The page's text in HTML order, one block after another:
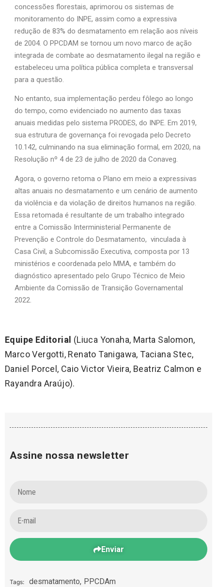
concessões florestais, aprimorou os sistemas de
monitoramento do INPE, assim como a expressiva
redução de 83% do desmatamento em relação aos níveis
de 2004. O PPCDAM se tornou um novo marco de ação
integrada de combate ao desmatamento ilegal na região e
estabeleceu uma política pública completa e transversal
para a questão.
No entanto, sua implementação perdeu fôlego ao longo
do tempo, como evidenciado no aumento das taxas
anuais medidas pelo sistema PRODES, do INPE. Em 2019,
sua estrutura de governança foi revogada pelo Decreto
10.142, culminando na sua eliminação formal, em 2020, na
Resolução nº 4 de 23 de julho de 2020 da Conaveg.
Agora, o governo retoma o Plano em meio a expressivas
altas anuais no desmatamento e um cenário de aumento
da violência e da violação de direitos humanos na região.
Essa retomada é resultante de um trabalho integrado
entre a Comissão Interministerial Permanente de
Prevenção e Controle do Desmatamento, vinculada à
Casa Civil, a Subcomissão Executiva, composta por 13
ministérios e coordenada pelo MMA, e também do
diagnóstico apresentado pelo Grupo Técnico de Meio
Ambiente da Comissão de Transição Governamental
2022.
Equipe Editorial (Liuca Yonaha, Marta Salomon,
Marco Vergotti, Renato Tanigawa, Taciana Stec,
Daniel Porcel, Caio Victor Vieira, Beatriz Calmon e
Rayandra Araújo).
Assine nossa newsletter
Enviar
Tags: desmatamento, PPCDAm